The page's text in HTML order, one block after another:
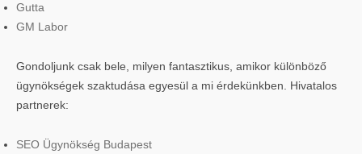
Gutta
GM Labor
Gondoljunk csak bele, milyen fantasztikus, amikor különböző
ügynökségek szaktudása egyesül a mi érdekünkben. Hivatalos
partnerek:
SEO Ügynökség Budapest